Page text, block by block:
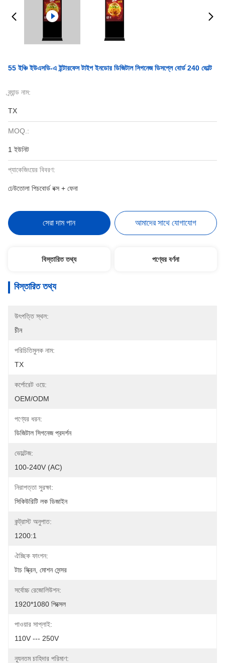
55 ইঞ্চি ইউএসডি-এ ইন্টারফেস টাইপ ইনডোর ডিজিটাল সিগনেজ ডিসপ্লে বোর্ড 240 ভোল্ট
ব্র্যান্ড নাম:
TX
MOQ.:
1 ইউনিট
প্যাকেজিংয়ের বিবরণ:
ঢেউতোলা পিচবোর্ড বক্স + ফেনা
সেরা দাম পান আমাদের সাথে যোগাযোগ
বিস্তারিত তথ্য পণ্যের বর্ণনা
বিস্তারিত তথ্য
উৎপত্তি স্থল:
চীন
পরিচিতিমুলক নাম:
TX
কর্পোরেট ওয়ে:
OEM/ODM
পণ্যের ধরন:
ডিজিটাল সিগনেজ প্রদর্শন
ভোল্টেজ:
100-240V (AC)
নিরাপত্তা সুরক্ষা:
সিকিউরিটি লক ডিজাইন
কন্ট্রাস্ট অনুপাত:
1200:1
ঐচ্ছিক ফাংশন:
টাচ স্ক্রিন, মোশন সেন্সর
সর্বোচ্চ রেজোলিউশন:
1920*1080 পিক্সেল
পাওয়ার সাপ্লাই:
110V --- 250V
ন্যূনতম চাহিদার পরিমাণ: